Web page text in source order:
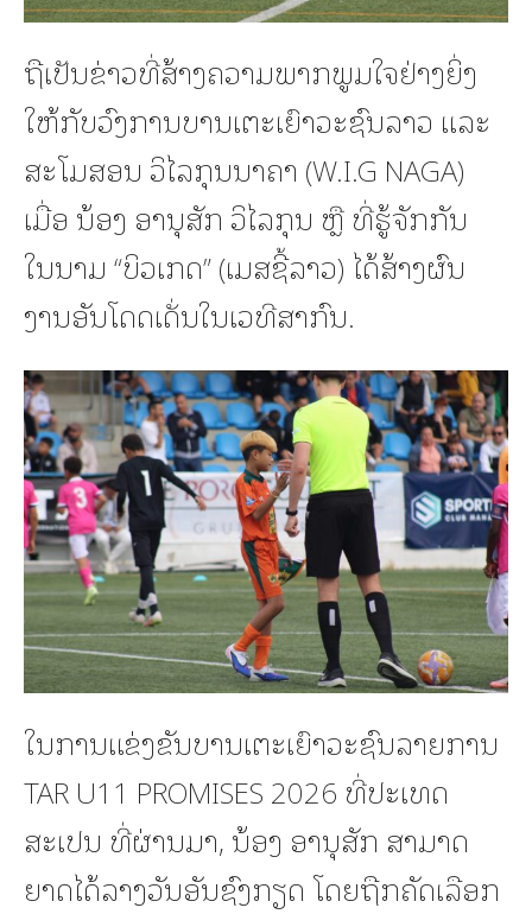
ຖືເປັນຂ່າວທີ່ສ້າງຄວາມພາກພູມໃຈຢ່າງຍິ່ງ
ໃຫ້ກັບວົງການບານເຕະເຍົາວະຊົນລາວ ແລະ
ສະໂມສອນ ວິໄລກຸນນາຄາ (W.I.G NAGA)
ເມື່ອ ນ້ອງ ອານຸສັກ ວິໄລກຸນ ຫຼື ທີ່ຮູ້ຈັກກັນ
ໃນນາມ “ບິວເກດ” (ເມສຊີ້ລາວ) ໄດ້ສ້າງຜົນ
ງານອັນໂດດເດັ່ນໃນເວທີສາກົນ.
ໃນການແຂ່ງຂັນບານເຕະເຍົາວະຊົນລາຍການ
TAR U11 PROMISES 2026 ທີ່ປະເທດ
ສະເປນ ທີ່ຜ່ານມາ, ນ້ອງ ອານຸສັກ ສາມາດ
ຍາດໄດ້ລາງວັນອັນຊົງກຽດ ໂດຍຖືກຄັດເລືອກ